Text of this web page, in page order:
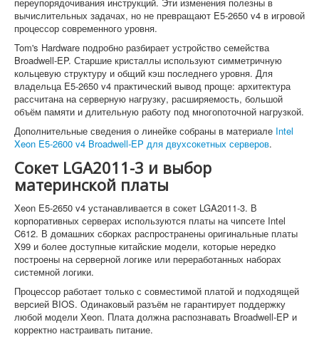
вычислительных задачах, но не превращают E5-2650 v4 в игровой
процессор современного уровня.
Tom's Hardware подробно разбирает устройство семейства
Broadwell-EP. Старшие кристаллы используют симметричную
кольцевую структуру и общий кэш последнего уровня. Для
владельца E5-2650 v4 практический вывод проще: архитектура
рассчитана на серверную нагрузку, расширяемость, большой
объём памяти и длительную работу под многопоточной нагрузкой.
Дополнительные сведения о линейке собраны в материале Intel
Xeon E5-2600 v4 Broadwell-EP для двухсокетных серверов.
Сокет LGA2011-3 и выбор
материнской платы
Xeon E5-2650 v4 устанавливается в сокет LGA2011-3. В
корпоративных серверах используются платы на чипсете Intel
C612. В домашних сборках распространены оригинальные платы
X99 и более доступные китайские модели, которые нередко
построены на серверной логике или переработанных наборах
системной логики.
Процессор работает только с совместимой платой и подходящей
версией BIOS. Одинаковый разъём не гарантирует поддержку
любой модели Xeon. Плата должна распознавать Broadwell-EP и
корректно настраивать питание.